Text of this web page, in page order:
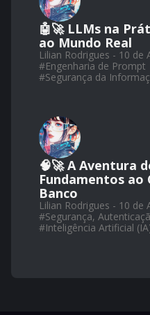
🤖🚀 LLMs na
ao Mundo Real
Lilian Rodrigues - 10 de
#Engenharia de Prompt
#Segurança da
🧠🚀 A Aventura
Fundamentos
Banco
Lilian Rodrigues - 10 de
#Segurança,
#Inteligência Artificial